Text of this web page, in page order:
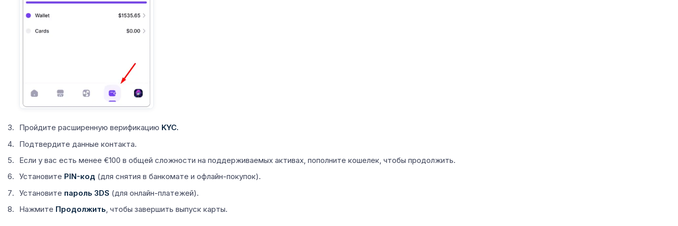
Пройдите расширенную верификацию KYC.
Подтвердите данные контакта.
Если у вас есть менее €100 в общей сложности на поддерживаемых активах, пополните кошелек, чтобы продолжить.
Установите PIN-код (для снятия в банкомате и офлайн-покупок).
Установите пароль 3DS (для онлайн-платежей).
Нажмите Продолжить, чтобы завершить выпуск карты.